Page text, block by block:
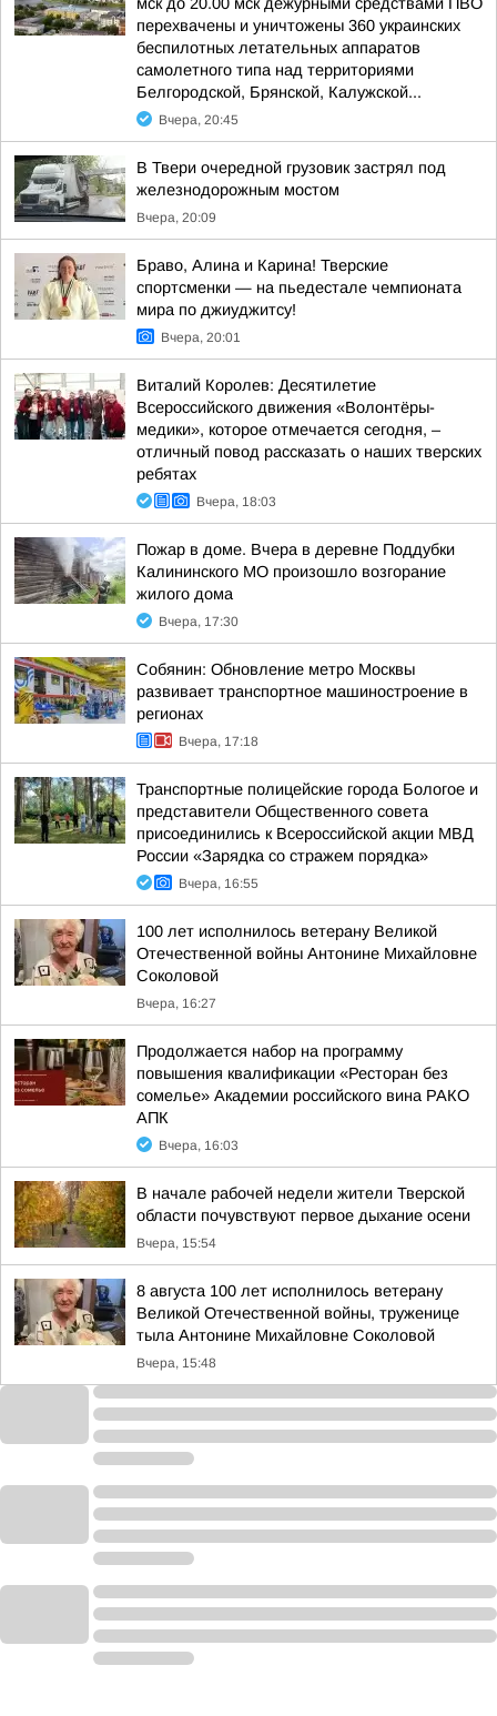
перехвачены и уничтожены 360 украинских
беспилотных летательных аппаратов
самолетного типа над территориями
Белгородской, Брянской, Калужской...
Вчера, 20:45
В Твери очередной грузовик застрял под
железнодорожным мостом
Вчера, 20:09
Браво, Алина и Карина! Тверские
спортсменки — на пьедестале чемпионата
мира по джиуджитсу!
Вчера, 20:01
Виталий Королев: Десятилетие
Всероссийского движения «Волонтёры-
медики», которое отмечается сегодня, –
отличный повод рассказать о наших тверских
ребятах
Вчера, 18:03
Пожар в доме. Вчера в деревне Поддубки
Калининского МО произошло возгорание
жилого дома
Вчера, 17:30
Собянин: Обновление метро Москвы
развивает транспортное машиностроение в
регионах
Вчера, 17:18
Транспортные полицейские города Бологое и
представители Общественного совета
присоединились к Всероссийской акции МВД
России «Зарядка со стражем порядка»
Вчера, 16:55
100 лет исполнилось ветерану Великой
Отечественной войны Антонине Михайловне
Соколовой
Вчера, 16:27
Продолжается набор на программу
повышения квалификации «Ресторан без
сомелье» Академии российского вина РАКО
АПК
Вчера, 16:03
В начале рабочей недели жители Тверской
области почувствуют первое дыхание осени
Вчера, 15:54
8 августа 100 лет исполнилось ветерану
Великой Отечественной войны, труженице
тыла Антонине Михайловне Соколовой
Вчера, 15:48